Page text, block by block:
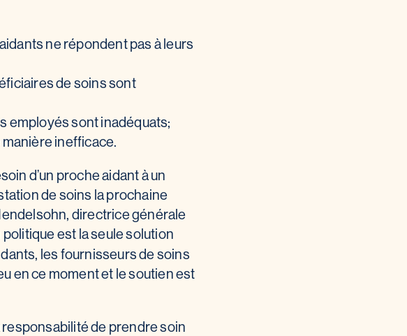
ne répondent pas à leurs
de soins sont
employés sont inadéquats;
inefficace.
d’un proche aidant à un
de soins la prochaine
directrice générale
est la seule solution
les fournisseurs de soins
en ce moment et le soutien est
responsabilité de prendre soin